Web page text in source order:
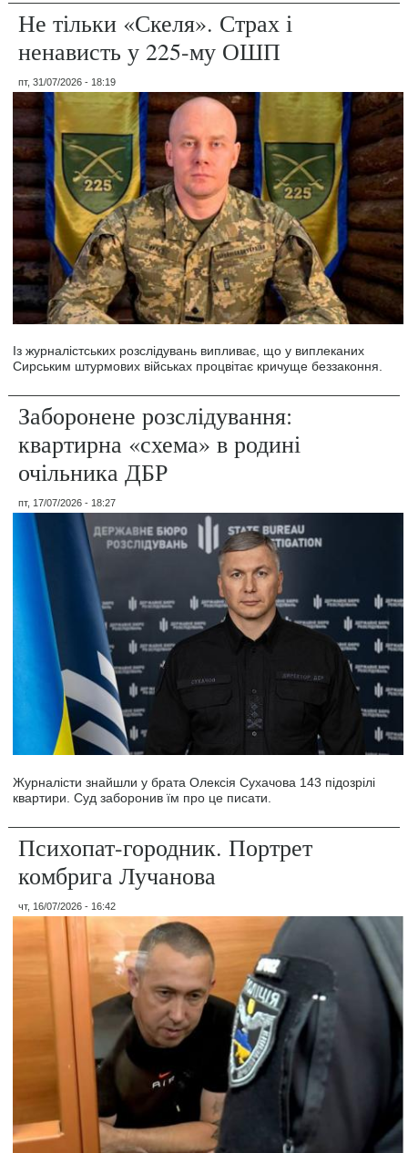
Не тільки «Скеля». Страх і
ненависть у 225-му ОШП
пт, 31/07/2026 - 18:19
Із журналістських розслідувань випливає, що у виплеканих
Сирським штурмових військах процвітає кричуще беззаконня.
Заборонене розслідування:
квартирна «схема» в родині
очільника ДБР
пт, 17/07/2026 - 18:27
Журналісти знайшли у брата Олексія Сухачова 143 підозрілі
квартири. Суд заборонив їм про це писати.
Психопат-городник. Портрет
комбрига Лучанова
чт, 16/07/2026 - 16:42